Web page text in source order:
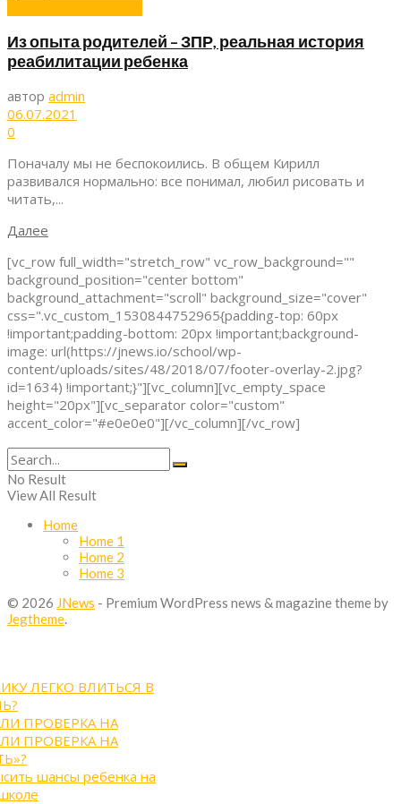
Из опыта родителей – ЗПР, реальная история
реабилитации ребенка
автор admin
06.07.2021
0
Поначалу мы не беспокоились. В общем Кирилл
развивался нормально: все понимал, любил рисовать и
читать,...
Далее
[vc_row full_width="stretch_row" vc_row_background=""
background_position="center bottom"
background_attachment="scroll" background_size="cover"
css=".vc_custom_1530844752965{padding-top: 60px
!important;padding-bottom: 20px !important;background-
image: url(https://jnews.io/school/wp-
content/uploads/sites/48/2018/07/footer-overlay-2.jpg?
id=1634) !important;}"][vc_column][vc_empty_space
height="20px"][vc_separator color="custom"
accent_color="#e0e0e0"][/vc_column][/vc_row]
No Result
View All Result
Home
Home 1
Home 2
Home 3
© 2026 JNews - Premium WordPress news & magazine theme by
Jegtheme.
ЛЕГКО ВЛИТЬСЯ В
ПРОВЕРКА НА
ПРОВЕРКА НА
шансы ребенка на